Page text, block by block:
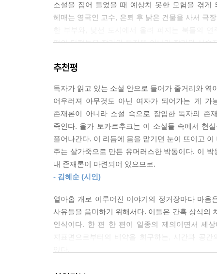
리듬은 시간을 처음부터 다시 만들어냈다. 이런
잦아들었다. 새벽 무렵이면 늘 누군가 한 명이 파
--- p.546「여러 개의 북을 두드리며」 중에서
소설을 집어 들었을 때 예상치 못한 모험을 겪게
헤매는 영국인 교수, 은퇴 후 낡은 건물을 사서 극
편의 단편들은 작가와 독자뿐 아니라 작가와 서
압축적으로 보여준다.
“내게는 서술자를 훈련시키기 위한 일종의 체육관
토카르추크 문학의 본질을 이루는 ‘서술자’에 대한
한 대학 강연에서 토카르추크는 자신의 초기 단편
“내게는 서술자를 훈련시키기 위한 일종의 체육관
그리고 바로 다음 해, 노벨문학상 수상 연설에서
세상을 바라보는 관점 또한 달라질 수 있기에,
풍부하고 광대해진 문학 세계를 완성한 창작자가
서술자에 대해 천착하기 시작했던 오래전의 이 초
추천평
독자가 읽고 있는 소설 안으로 들어가 줄거리와
어우러져 아무것도 아닌 여자가 되어가는 게
존재론이 아니라 소설 속으로 잠입한 독자의 존
죽인다. 올가 토카르추크는 이 소설들 속에서 현
풀어나간다. 이 리듬에 몸을 맡기면 눈이 뜨이고
주는 살가죽으로 만든 유머러스한 박동이다. 이
내 존재론이 마련되어 있으므로.
- 김혜순 (시인)
열아홉 개로 이루어진 이야기의 정거장마다 마
사유들을 음미하기 위해서다. 이들은 간혹 상식의
인식이다. 한 편 한 편이 일종의 제의이면서 세
지표면으로부터의 비약을 희구하는, 시간과 공